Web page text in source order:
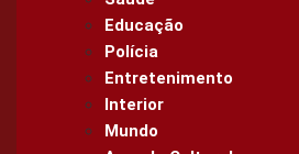
Educação
Polícia
Entretenimento
Interior
Mundo